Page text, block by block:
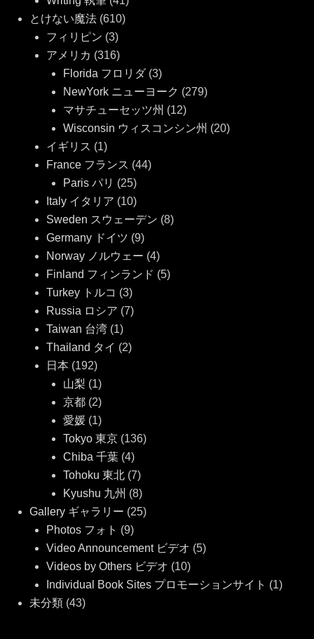
とけない魔法(610)
フィリピン (3)
アメリカ (316)
Florida フロリダ(3)
NewYork ニューヨーク (279)
マサチューセッツ州 (12)
Wisconsin ウィスコンシン州 (20)
イギリス (1)
France フランス (44)
Paris パリ (25)
Italy イタリア (10)
Sweden スウェーデン (8)
Germany ドイツ (9)
Norway ノルウェー (4)
Finland フィンランド (5)
Turkey トルコ (3)
Russia ロシア (7)
Taiwan 台湾(1)
Thailand タイ (2)
日本 (192)
山梨 (1)
京都(2)
愛媛(1)
Tokyo 東京(136)
Chiba 千葉(4)
Tohoku 東北(7)
Kyushu 九州 (8)
Gallery ギャラリー (25)
Photos フォト (9)
Video Announcement ビデオ (5)
Videos by Others ビデオ (10)
Individual Book Sites プロモーションサイト (1)
未分類(43)